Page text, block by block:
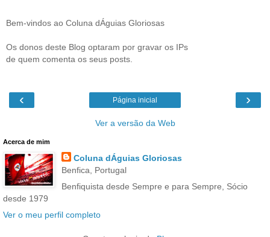
Bem-vindos ao Coluna dÁguias Gloriosas
Os donos deste Blog optaram por gravar os IPs
de quem comenta os seus posts.
‹ ›
Página inicial
Ver a versão da Web
Acerca de mim
Coluna dÁguias Gloriosas
Benfica, Portugal
Benfiquista desde Sempre e para Sempre, Sócio
desde 1979
Ver o meu perfil completo